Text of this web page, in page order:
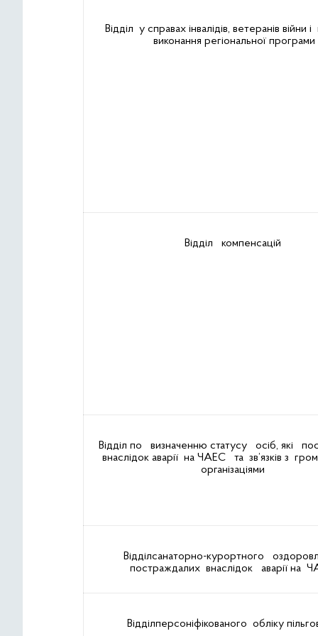
Відділ у справах інвалідів, ветеранів війни
виконання регіональної програми
Відділ компенсацій
Відділ по визначенню статусу осіб, які
внаслідок аварії на ЧАЕС та зв’язків з
організаціями
Відділсанаторно-курортного
постраждалих внаслідок аварії на
Відділперсоніфікованого обліку